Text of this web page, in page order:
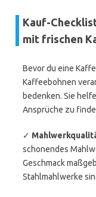
Kauf-
mit frischen
Bevor du eine
Kaffeebohnen
bedenken. Sie
Ansprüche zu
✓
schonendes
Geschmack
Stahlmahlwerke